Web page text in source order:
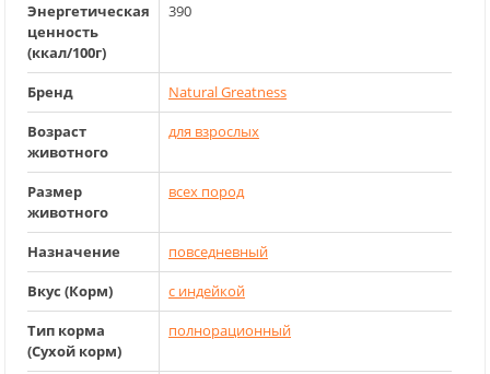
Энергетическая
ценность
(ккал/100г)
390
Бренд
Natural Greatness
Возраст
животного
для взрослых
Размер
животного
всех пород
Назначение
повседневный
Вкус (Корм)
с индейкой
Тип корма
(Сухой корм)
полнорационный